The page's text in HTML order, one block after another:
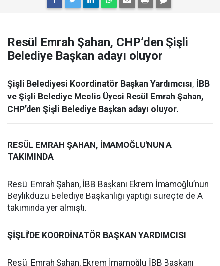
Resül Emrah Şahan, CHP’den Şişli
Belediye Başkan adayı oluyor
Şişli Belediyesi Koordinatör Başkan Yardımcısı, İBB
ve Şişli Belediye Meclis Üyesi Resül Emrah Şahan,
CHP’den Şişli Belediye Başkan adayı oluyor.
RESÜL EMRAH ŞAHAN, İMAMOĞLU'NUN A
TAKIMINDA
Resül Emrah Şahan, İBB Başkanı Ekrem İmamoğlu’nun
Beylikdüzü Belediye Başkanlığı yaptığı süreçte de A
takımında yer almıştı.
ŞİŞLİ'DE KOORDİNATÖR BAŞKAN YARDIMCISI
Resül Emrah Şahan, Ekrem İmamoğlu İBB Başkanı